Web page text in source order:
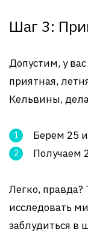
Шаг 3:
Допустим, у вас
приятная,
Кельвины,
Берем 25
Получаем
Легко,
исследовать
заблудиться в